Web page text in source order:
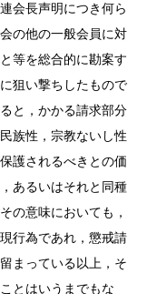
会長声明につき何ら
の他の一般会員に対
等を総合的に勘案す
狙い撃ちしたもので
と，かかる請求部分
族性，宗教ないし性
護されるべきとの価
あるいはそれと同種
の意味においても，
行為であれ，懲戒請
まっている以上，そ
とはいうまでもな